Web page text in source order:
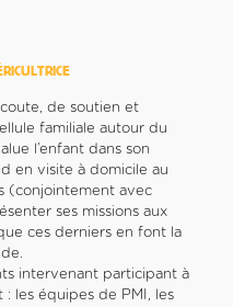
de soutien et
familiale autour du
l’enfant dans son
en visite à domicile au
(conjointement avec
ses missions aux
ces derniers en font la
intervenant participant à
: les équipes de PMI, les